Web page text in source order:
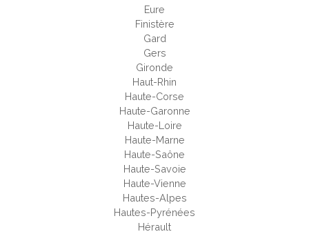
Eure
Finistère
Gard
Gers
Gironde
Haut-Rhin
Haute-Corse
Haute-Garonne
Haute-Loire
Haute-Marne
Haute-Saône
Haute-Savoie
Haute-Vienne
Hautes-Alpes
Hautes-Pyrénées
Hérault